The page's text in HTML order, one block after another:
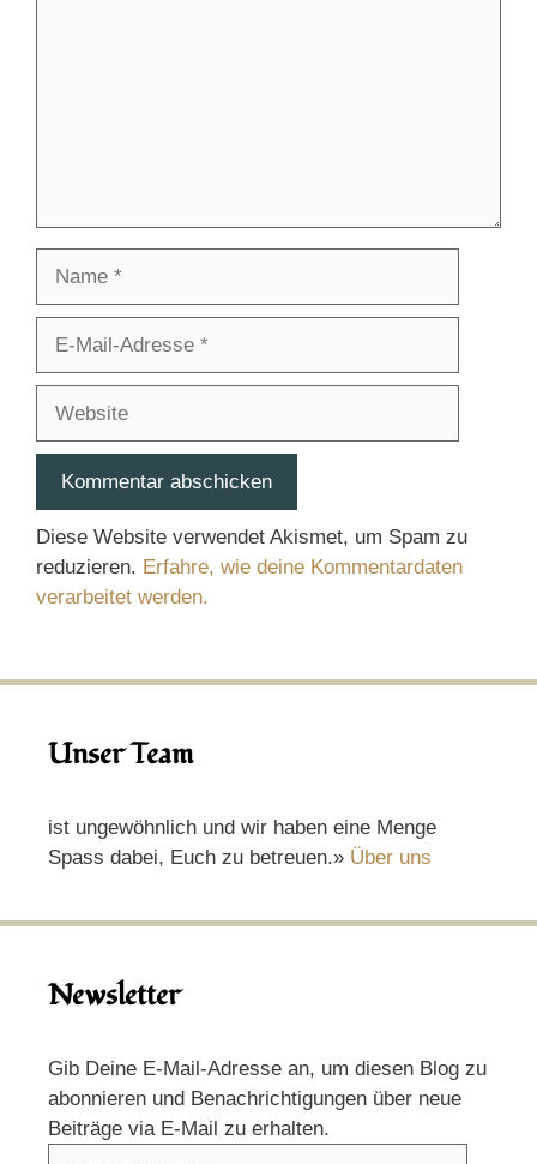
Adresse
Diese Website verwendet Akismet, um Spam zu
reduzieren. Erfahre, wie deine Kommentardaten
verarbeitet werden.
Unser Team
ist ungewöhnlich und wir haben eine Menge
Spass dabei, Euch zu betreuen.» Über uns
Newsletter
Gib Deine E-Mail-Adresse an, um diesen Blog zu
abonnieren und Benachrichtigungen über neue
Beiträge via E-Mail zu erhalten.